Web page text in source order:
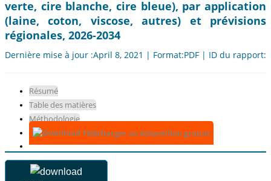
verte, cire blanche, cire bleue), par application
(laine, coton, viscose, autres) et prévisions
régionales, 2026-2034
Dernière mise à jour :April 8, 2021 | Format:PDF | ID du rapport:
Résumé
Table des matières
Méthodologie
Télécharger un échantillon gratuit